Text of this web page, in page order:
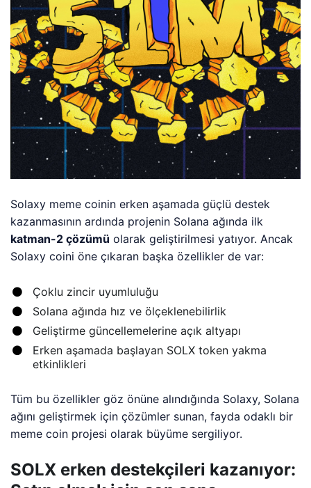
Solaxy meme coinin erken aşamada güçlü destek
kazanmasının ardında projenin Solana ağında ilk
katman-2 çözümü olarak geliştirilmesi yatıyor. Ancak
Solaxy coini öne çıkaran başka özellikler de var:
Çoklu zincir uyumluluğu
Solana ağında hız ve ölçeklenebilirlik
Geliştirme güncellemelerine açık altyapı
Erken aşamada başlayan SOLX token yakma
etkinlikleri
Tüm bu özellikler göz önüne alındığında Solaxy, Solana
ağını geliştirmek için çözümler sunan, fayda odaklı bir
meme coin projesi olarak büyüme sergiliyor.
SOLX erken destekçileri kazanıyor: